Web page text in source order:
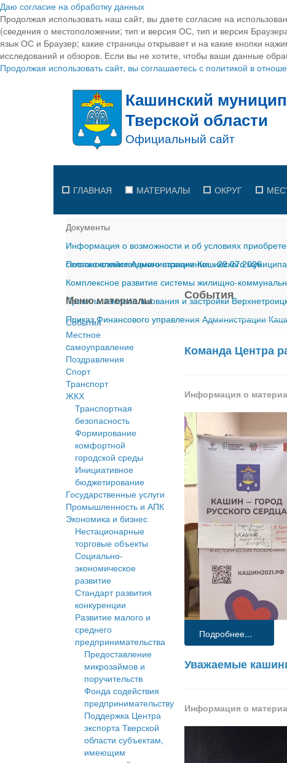
Даю согласие на обработку данных
Продолжая использовать наш сайт, вы даете согласие на
(сведения о местоположении; тип и версия ОС, тип и версия
язык ОС и Браузер; какие страницы открывает и на какие кнопки
исследований и обзоров. Если вы не хотите, чтобы ваши данные
Продолжая использовать сайт, вы соглашаетесь с политикой в
ГЛАВНАЯ МАТЕРИАЛЫ ОКРУГ
Документы
Информация о возможности и об условиях
сельскохозяйственного назначения-29.07.2026
Постановление Администрации Кашинского
Комплексное развитие системы жилищно-
Правила землепользования и застройки
Приказ Финансового управления Администрации
Меню материалы
События
Местное
cамоуправление
Поздравления
Спорт
Транспорт
ЖКХ
Транспортная
безопасность
Формирование
комфортной
городской среды
Инициативное
бюджетирование
Государственные услуги
Промышленность и АПК
Экономика и бизнес
Нестационарные
торговые объекты
Социально-
экономическое
развитие
Стандарт развития
конкуренции
Развитие малого и
среднего
предпринимательства
Предоставление
микрозаймов и
поручительств
Фонда содействия
предпринимательству
Поддержка Центра
экспорта Тверской
области субъектам,
имеющим
События
Команда Центра
Информация о
Подробнее...
Уважаемые
Информация о